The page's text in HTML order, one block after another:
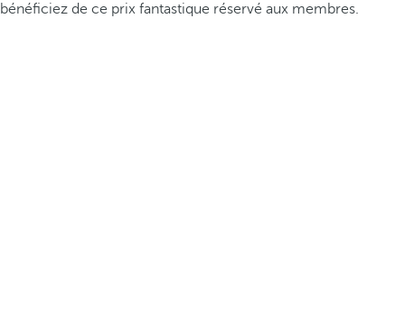
bénéficiez de ce prix fantastique réservé aux membres.